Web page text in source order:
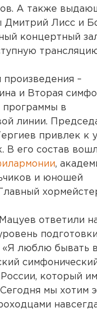
А также
Дмитрий Лисс и
концертный
–
и Вторая
программы в
линии.
привлек к
В его состав
,
и юношей
ответили
подготовки
«Я люблю бывать в
который
мы хотим